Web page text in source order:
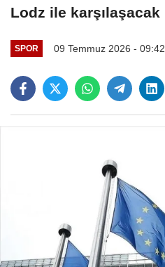
Lodz ile karşılaşacak
SPOR 09 Temmuz 2026 - 09:42